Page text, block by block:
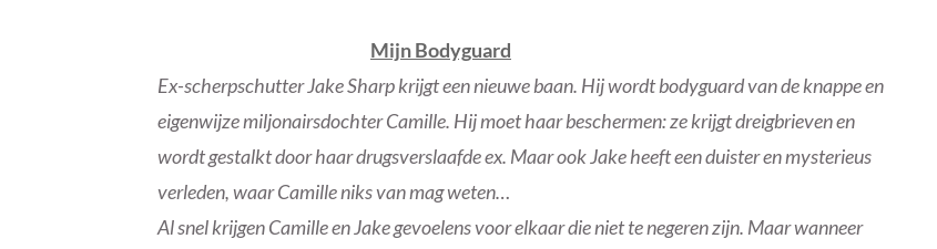
Mijn Bodyguard
Ex-scherpschutter Jake Sharp krijgt een nieuwe baan. Hij wordt bodyguard van de knappe en
eigenwijze miljonairsdochter Camille. Hij moet haar beschermen: ze krijgt dreigbrieven en
wordt gestalkt door haar drugsverslaafde ex. Maar ook Jake heeft een duister en mysterieus
verleden, waar Camille niks van mag weten…
Al snel krijgen Camille en Jake gevoelens voor elkaar die niet te negeren zijn. Maar wanneer